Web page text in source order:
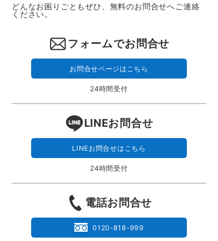
どんなお困りごともぜひ、無料のお問合せへご連絡
ください。
フォームでお問合せ
お問合せページはこちら
24時間受付
LINEお問合せ
LINEお問合せはこちら
24時間受付
電話お問合せ
0120-818-999